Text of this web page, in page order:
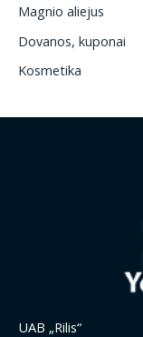
Magnio aliejus
Dovanos, kuponai
Kosmetika
UAB „Rilis“